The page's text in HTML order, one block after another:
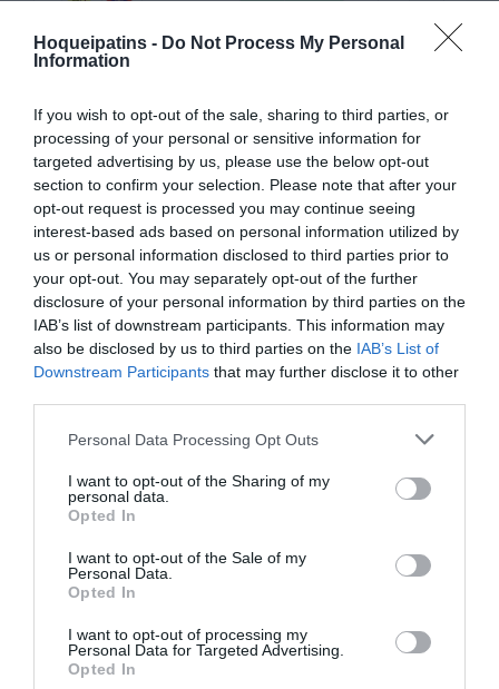
Hoqueipatins - Do Not Process My Personal
Information
If you wish to opt-out of the sale, sharing to third parties, or
processing of your personal or sensitive information for
targeted advertising by us, please use the below opt-out
section to confirm your selection. Please note that after your
opt-out request is processed you may continue seeing
interest-based ads based on personal information utilized by
us or personal information disclosed to third parties prior to
your opt-out. You may separately opt-out of the further
disclosure of your personal information by third parties on the
IAB’s list of downstream participants. This information may
also be disclosed by us to third parties on the IAB’s List of
Downstream Participants that may further disclose it to other
Personal Data Processing Opt Outs
I want to opt-out of the Sharing of my
personal data.
Opted In
I want to opt-out of the Sale of my
Personal Data.
Opted In
I want to opt-out of processing my
Personal Data for Targeted Advertising.
Opted In
24
54º
CH Carvalhos
DESTAQUES
EURO U17 MASC. EURO U17 FEM. TORNEIOS 3x3
TRANSFERÊNCIAS - ÉPOCA 2026/27
CAMPEÕES, SUBIDAS E DESCIDAS